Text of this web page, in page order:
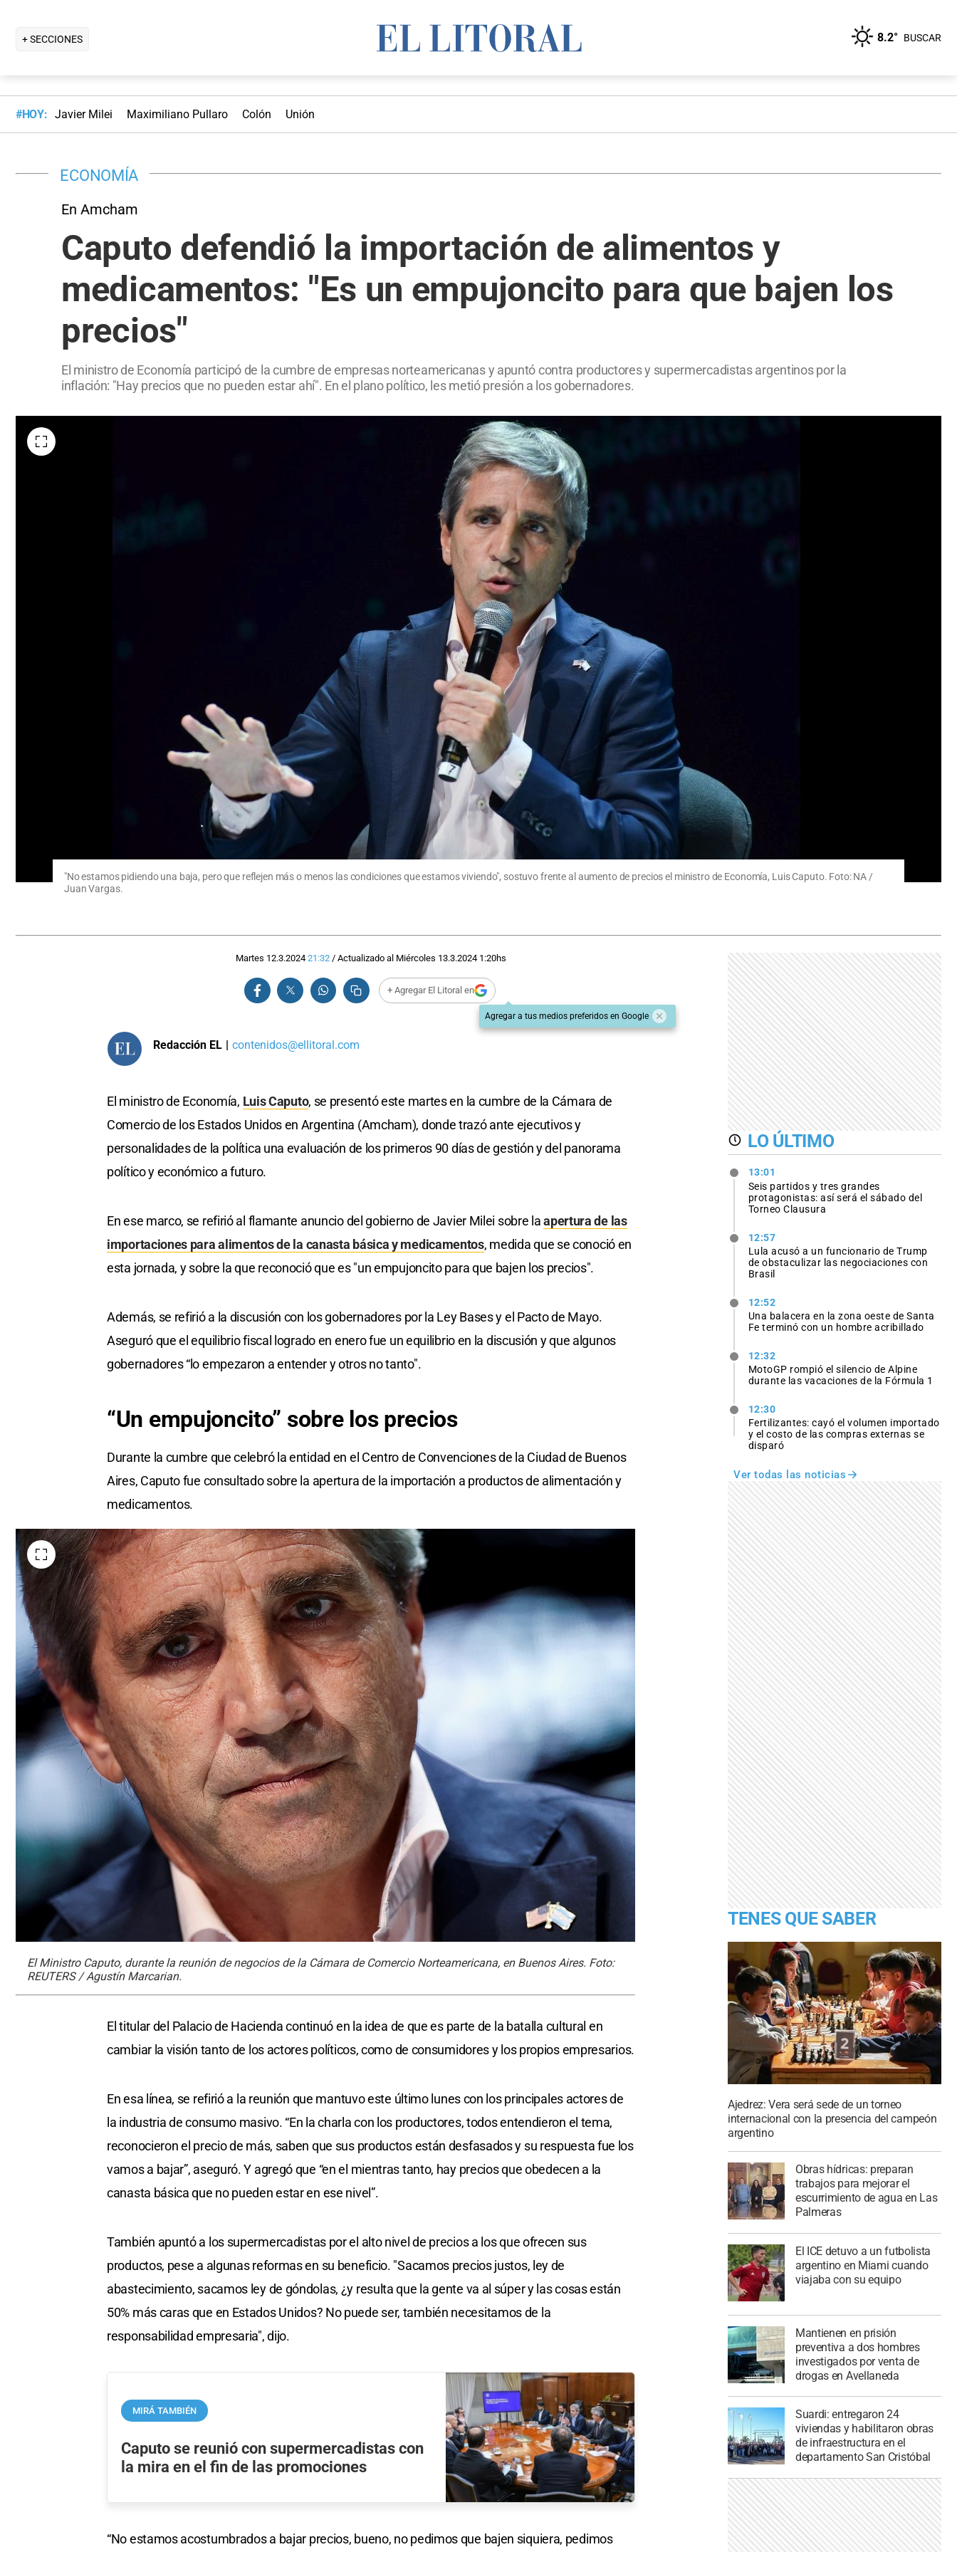
+ SECCIONES 8.2° BUSCAR
#HOY: Javier Milei Maximiliano Pullaro Colón Unión
ECONOMÍA
En Amcham
Caputo defendió la importación de alimentos y
medicamentos: "Es un empujoncito para que bajen los
precios"
El ministro de Economía participó de la cumbre de empresas norteamericanas y apuntó contra productores y supermercadistas argentinos por la
inflación: "Hay precios que no pueden estar ahí". En el plano político, les metió presión a los gobernadores.
"No estamos pidiendo una baja, pero que reflejen más o menos las condiciones que estamos viviendo", sostuvo frente al aumento de precios el ministro de Economía, Luis Caputo. Foto: NA /
Juan Vargas.
Martes 12.3.2024 21:32 / Actualizado al Miércoles 13.3.2024 1:20hs
+ Agregar El Litoral en
Agregar a tus medios preferidos en Google
Redacción EL | contenidos@ellitoral.com
El ministro de Economía, Luis Caputo, se presentó este martes en la cumbre de la Cámara de
Comercio de los Estados Unidos en Argentina (Amcham), donde trazó ante ejecutivos y
personalidades de la política una evaluación de los primeros 90 días de gestión y del panorama
político y económico a futuro.
En ese marco, se refirió al flamante anuncio del gobierno de Javier Milei sobre laapertura de las
importaciones para alimentos de la canasta básica y medicamentos, medida que se conoció en
esta jornada, y sobre la que reconoció que es "un empujoncito para que bajen los precios".
Además, se refirió a la discusión con los gobernadores por la Ley Bases y el Pacto de Mayo.
Aseguró que el equilibrio fiscal logrado en enero fue un equilibrio en la discusión y que algunos
gobernadores “lo empezaron a entender y otros no tanto".
“Un empujoncito” sobre los precios
Durante la cumbre que celebró la entidad en el Centro de Convenciones de la Ciudad de Buenos
Aires, Caputo fue consultado sobre la apertura de la importación a productos de alimentación y
medicamentos.
El Ministro Caputo, durante la reunión de negocios de la Cámara de Comercio Norteamericana, en Buenos Aires. Foto:
REUTERS / Agustín Marcarian.
El titular del Palacio de Hacienda continuó en la idea de que es parte de la batalla cultural en
cambiar la visión tanto de los actores políticos, como de consumidores y los propios empresarios.
En esa línea, se refirió a la reunión que mantuvo este último lunes con los principales actores de
la industria de consumo masivo. “En la charla con los productores, todos entendieron el tema,
reconocieron el precio de más, saben que sus productos están desfasados y su respuesta fue los
vamos a bajar”, aseguró. Y agregó que “en el mientras tanto, hay precios que obedecen a la
canasta básica que no pueden estar en ese nivel”.
También apuntó a los supermercadistas por el alto nivel de precios a los que ofrecen sus
productos, pese a algunas reformas en su beneficio. "Sacamos precios justos, ley de
abastecimiento, sacamos ley de góndolas, ¿y resulta que la gente va al súper y las cosas están
50% más caras que en Estados Unidos? No puede ser, también necesitamos de la
responsabilidad empresaria", dijo.
MIRÁ TAMBIÉN
Caputo se reunió con supermercadistas con
la mira en el fin de las promociones
“No estamos acostumbrados a bajar precios, bueno, no pedimos que bajen siquiera, pedimos
LO ÚLTIMO
13:01
Seis partidos y tres grandes
protagonistas: así será el sábado del
Torneo Clausura
12:57
Lula acusó a un funcionario de Trump
de obstaculizar las negociaciones con
Brasil
12:52
Una balacera en la zona oeste de Santa
Fe terminó con un hombre acribillado
12:32
MotoGP rompió el silencio de Alpine
durante las vacaciones de la Fórmula 1
12:30
Fertilizantes: cayó el volumen importado
y el costo de las compras externas se
disparó
Ver todas las noticias
TENES QUE SABER
Ajedrez: Vera será sede de un torneo
internacional con la presencia del campeón
argentino
Obras hídricas: preparan
trabajos para mejorar el
escurrimiento de agua en Las
Palmeras
El ICE detuvo a un futbolista
argentino en Miami cuando
viajaba con su equipo
Mantienen en prisión
preventiva a dos hombres
investigados por venta de
drogas en Avellaneda
Suardi: entregaron 24
viviendas y habilitaron obras
de infraestructura en el
departamento San Cristóbal